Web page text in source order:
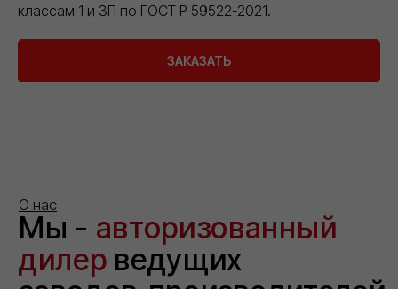
классам 1 и 3П по ГОСТ Р 59522-2021.
ЗАКАЗАТЬ